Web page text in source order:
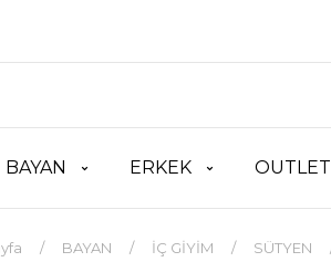
BAYAN ERKEK OUTLET
BAYAN İÇ GİYİM SÜTYEN